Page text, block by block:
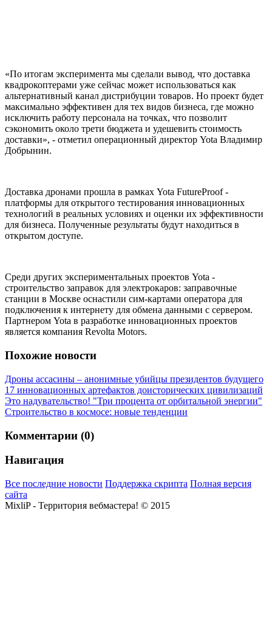
«По итогам эксперимента мы сделали вывод, что доставка
квадрокоптерами уже сейчас может использоваться как
альтернативный канал дистрибуции товаров. Но проект будет
максимально эффективен для тех видов бизнеса, где можно
исключить работу персонала на точках, что позволит
сэкономить около трети бюджета и удешевить стоимость
доставки», - отметил операционный директор Yota Владимир
Добрынин.
Доставка дронами прошла в рамках Yota FutureProof -
платформы для открытого тестирования инновационных
технологий в реальных условиях и оценки их эффективности
для бизнеса. Полученные результаты будут находиться в
открытом доступе.
Среди других экспериментальных проектов Yota -
строительство заправок для электрокаров: заправочные
станции в Москве оснастили сим-картами оператора для
подключения к интернету для обмена данными с сервером.
Партнером Yota в разработке инновационных проектов
является компания Revolta Motors.
Похожие новости
Дроны ассасины – анонимные убийцы президентов будущего
17 инновационных артефактов доисторических цивилизаций
Это надувательство! "Три процента от орбитальной энергии"
Строительство в космосе: новые тенденции
Комментарии (0)
Навигация
Все последние новости Поддержка скрипта Полная версия
сайта
MixliP - Территория вебмастера! © 2015